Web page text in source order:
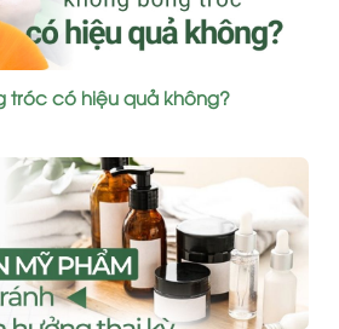
tróc có hiệu quả không?